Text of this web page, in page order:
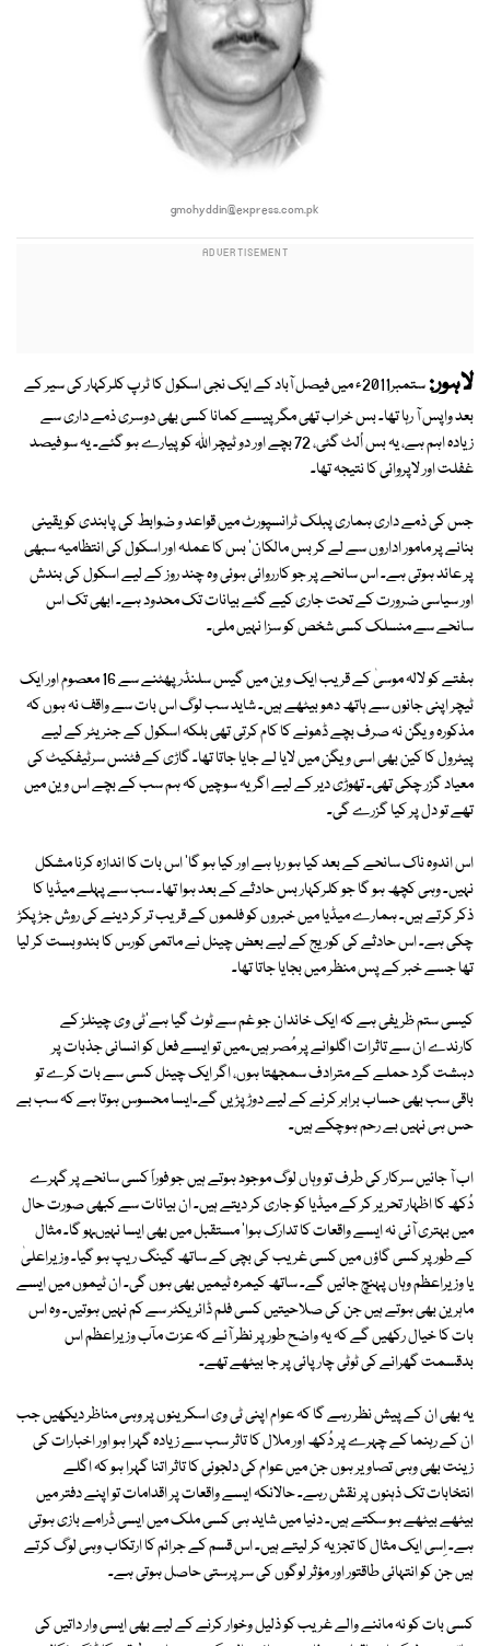
gmohyddin@express.com.pk
لاہور:
ستمبر2011ء میں فیصل آباد کے ایک نجی اسکول کا ٹرپ کلرکہار کی سیر کے
بعد واپس آ رہا تھا۔ بس خراب تھی مگر پیسے کمانا کسی بھی دوسری ذمے داری سے
زیادہ اہم ہے، یہ بس اُلٹ گئی، 72 بچے اور دو ٹیچر اللہ کو پیارے ہو گئے۔ یہ سو فیصد
غفلت اور لاپروائی کا نتیجہ تھا۔
جس کی ذمے داری ہماری پبلک ٹرانسپورٹ میں قواعد و ضوابط کی پابندی کو یقینی
بنانے پر مامور اداروں سے لے کر بس مالکان' بس کا عملہ اور اسکول کی انتظامیہ سبھی
پر عائد ہوتی ہے۔ اس سانحے پر جو کارروائی ہوئی وہ چند روز کے لیے اسکول کی بندش
اور سیاسی ضرورت کے تحت جاری کیے گئے بیانات تک محدود ہے۔ ابھی تک اس
سانحے سے منسلک کسی شخص کو سزا نہیں ملی۔
ہفتے کو لالہ موسیٰ کے قریب ایک وین میں گیس سلنڈر پھٹنے سے 16 معصوم اور ایک
ٹیچر اپنی جانوں سے ہاتھ دھو بیٹھے ہیں۔ شاید سب لوگ اس بات سے واقف نہ ہوں کہ
مذکورہ ویگن نہ صرف بچے ڈھونے کا کام کرتی تھی بلکہ اسکول کے جنریٹر کے لیے
پیٹرول کا کین بھی اسی ویگن میں لایا لے جایا جاتا تھا۔ گاڑی کے فٹنس سرٹیفکیٹ کی
معیاد گزر چکی تھی۔ تھوڑی دیر کے لیے اگر یہ سوچیں کہ ہم سب کے بچے اس وین میں
تھے تو دل پر کیا گزرے گی۔
اس اندوہ ناک سانحے کے بعد کیا ہو رہا ہے اور کیا ہو گا' اس بات کا اندازہ کرنا مشکل
نہیں۔ وہی کچھ ہو گا جو کلرکہار بس حادثے کے بعد ہوا تھا۔ سب سے پہلے میڈیا کا
ذکر کرتے ہیں۔ ہمارے میڈیا میں خبروں کو فلموں کے قریب تر کر دینے کی روش جڑ پکڑ
چکی ہے۔ اس حادثے کی کوریج کے لیے بعض چینل نے ماتمی کورس کا بندوبست کر لیا
تھا جسے خبر کے پس منظر میں بجایا جاتا تھا۔
کیسی ستم ظریفی ہے کہ ایک خاندان جو غم سے ٹوٹ گیا ہے'ٹی وی چینلز کے
کارندے ان سے تاثرات اگلوانے پر مُصر ہیں۔میں تو ایسے فعل کو انسانی جذبات پر
دہشت گرد حملے کے مترادف سمجھتا ہوں، اگر ایک چینل کسی سے بات کرے تو
باقی سب بھی حساب برابر کرنے کے لیے دوڑ پڑیں گے۔ایسا محسوس ہوتا ہے کہ سب بے
حس ہی نہیں بے رحم ہوچکے ہیں۔
اب آ جائیں سرکار کی طرف تو وہاں لوگ موجود ہوتے ہیں جو فوراً کسی سانحے پر گہرے
دُکھ کا اظہار تحریر کر کے میڈیا کو جاری کر دیتے ہیں۔ ان بیانات سے کبھی صورت حال
میں بہتری آئی نہ ایسے واقعات کا تدارک ہوا' مستقبل میں بھی ایسا نہیںہو گا۔ مثال
کے طور پر کسی گاؤں میں کسی غریب کی بچی کے ساتھ گینگ ریپ ہو گیا۔ وزیراعلیٰ
یا وزیراعظم وہاں پہنچ جائیں گے۔ ساتھ کیمرہ ٹیمیں بھی ہوں گی۔ ان ٹیموں میں ایسے
ماہرین بھی ہوتے ہیں جن کی صلاحیتیں کسی فلم ڈائریکٹر سے کم نہیں ہوتیں۔ وہ اس
بات کا خیال رکھیں گے کہ یہ واضح طور پر نظر آئے کہ عزت مآب وزیراعظم اس
بدقسمت گھرانے کی ٹوٹی چارپائی پر جا بیٹھے تھے۔
یہ بھی ان کے پیش نظر رہے گا کہ عوام اپنی ٹی وی اسکرینوں پر وہی مناظر دیکھیں جب
ان کے رہنما کے چہرے پر دُکھ اور ملال کا تاثر سب سے زیادہ گہرا ہو اور اخبارات کی
زینت بھی وہی تصاویر ہوں جن میں عوام کی دلجوئی کا تاثر اتنا گہرا ہو کہ اگلے
انتخابات تک ذہنوں پر نقش رہے۔ حالانکہ ایسے واقعات پر اقدامات تو اپنے دفتر میں
بیٹھے بیٹھے ہو سکتے ہیں۔ دنیا میں شاید ہی کسی ملک میں ایسی ڈرامے بازی ہوتی
ہے۔ اِسی ایک مثال کا تجزیہ کر لیتے ہیں۔ اس قسم کے جرائم کا ارتکاب وہی لوگ کرتے
ہیں جن کو انتہائی طاقتور اور مؤثر لوگوں کی سرپرستی حاصل ہوتی ہے۔
کسی بات کو نہ ماننے والے غریب کو ذلیل وخوار کرنے کے لیے بھی ایسی وار داتیں کی